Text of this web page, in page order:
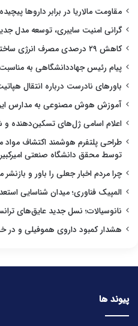
مقاومت مالاریا در برابر داروها
گرانی امنیت سایبری، توسعه مدل
کاهش ۲۹ درصدی مصرف انرژی ساختمان‌ها با یک طراحی هوشمند
پیام رئیس جهاددانشگاهی به مناسبت
باورهای نادرست درباره انتقال
آموزش هوش مصنوعی به مدارس
اعلام اسامی ژل‌های
طراحی پلتفرم هوشمند اکتشاف
توسط محقق دانشگاه صنعتی امیرکبیر
چرا مردم اخبار جعلی را باور و بازنشر
المپیک فناوری؛ میدان شناسایی
نانوسیالات؛ نسل جدید عایق‌های
هشدار کمبود داروی هموفیلی و در
پیوند ها